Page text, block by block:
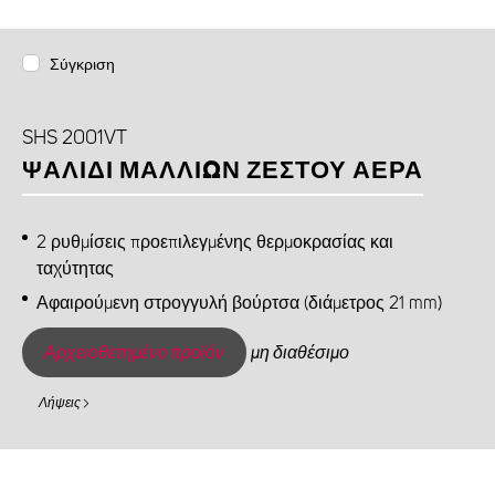
Σύγκριση
SHS 2001VT
ΨΑΛΊΔΙ ΜΑΛΛΙΏΝ ΖΕΣΤΟΎ ΑΈΡΑ
2 ρυθμίσεις προεπιλεγμένης θερμοκρασίας και
ταχύτητας
Αφαιρούμενη στρογγυλή βούρτσα (διάμετρος 21 mm)
Αρχειοθετημένο προϊόν μη διαθέσιμο
Λήψεις